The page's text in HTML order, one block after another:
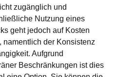
zugänglich und
Nutzung eines
geht jedoch auf Kosten
namentlich der Konsistenz
Aufgrund
Beschränkungen ist dies